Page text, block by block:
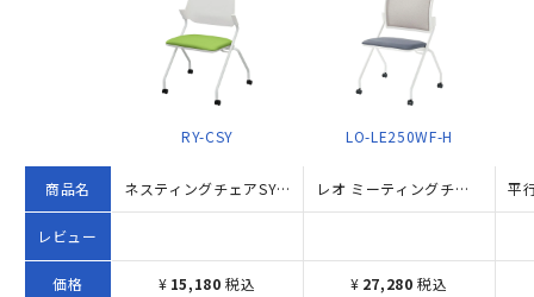
商品名
レビュー
価格
RY-CSY
ネスティングチェアSY（W609×D502×H785）
¥ 15,180 税込
LO-LE250WF-H
レオ ミーティングチェア 背メッシュタイプ W595×D506×H798 グレー
¥ 27,280 税込